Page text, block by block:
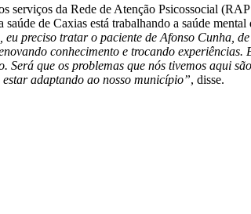
serviços da Rede de Atenção Psicossocial
de Caxias está trabalhando a saúde
preciso tratar o paciente de Afonso Cunha,
conhecimento e trocando
Será que os problemas que nós tivemos aqui
adaptando ao nosso município”, disse.